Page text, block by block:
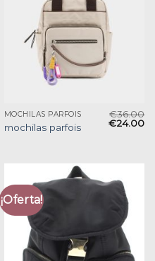
MOCHILAS PARFOIS
mochilas parfois
€36.00
€24.00
¡Oferta!